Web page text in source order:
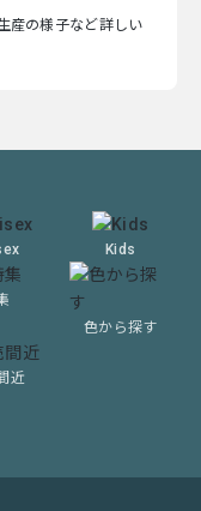
産の様子など詳しい
Kids
色から探す
近